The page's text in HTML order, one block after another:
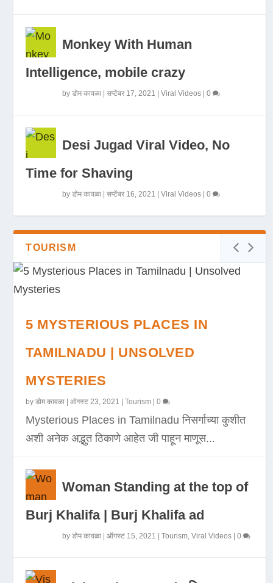
Monkey With Human
Intelligence, mobile crazy
byडोम कावळा |सप्टेंबर 17, 2021 |Viral Videos |0
Desi Jugad Viral Video, No
Time for Shaving
byडोम कावळा |सप्टेंबर 16, 2021 |Viral Videos |0
TOURISM
5 MYSTERIOUS PLACES IN
TAMILNADU | UNSOLVED
MYSTERIES
byडोम कावळा |ऑगस्ट 23, 2021 |Tourism |0
Mysterious Places in Tamilnadu निसर्गाच्या कुशीत
अशी अनेक अद्भुत ठिकाणे आहेत जी पाहून माणूस...
Woman Standing at the top of
Burj Khalifa | Burj Khalifa ad
byडोम कावळा |ऑगस्ट 15, 2021 |Tourism,Viral Videos |0